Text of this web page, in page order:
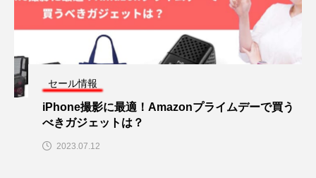
セール情報
iPhone撮影に最適！Amazonプライムデーで買う
べきガジェットは？
2023.07.12